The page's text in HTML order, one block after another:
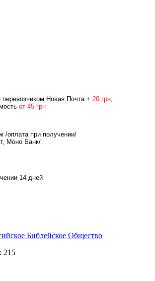
перевозчиком Новая Почта + 20 грн;
от 45 грн
/оплата при получении/
Моно Банк/
14 дней
Библейское Общество
215